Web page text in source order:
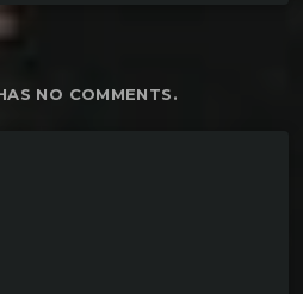
NO COMMENTS.